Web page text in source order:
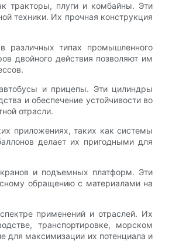
тракторы, плуги и комбайны. Эти
техники. Их прочная конструкция
различных типах промышленного
двойного действия позволяют им
и прицепы. Эти цилиндры
и обеспечение устойчивости во
отрасли.
приложениях, таких как системы
делает их пригодными для
и подъемных платформ. Эти
обращению с материалами на
применений и отраслей. Их
транспортировке, морском
для максимизации их потенциала и